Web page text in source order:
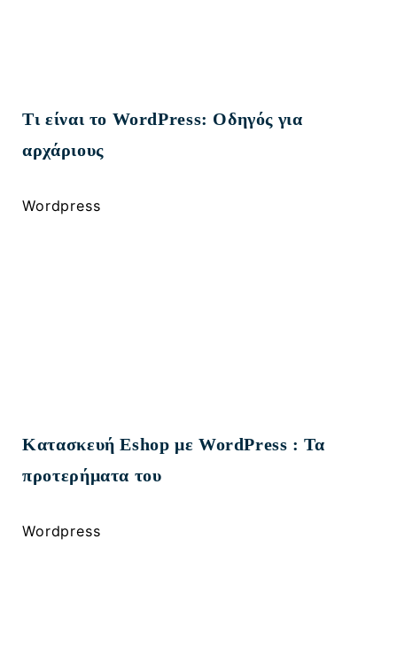
Τι είναι το WordPress: Οδηγός για
αρχάριους
Wordpress
Κατασκευή Eshop με WordPress : Τα
προτερήματα του
Wordpress